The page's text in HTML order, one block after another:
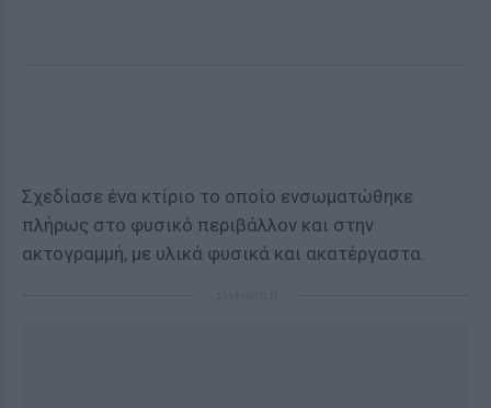
Σχεδίασε ένα κτίριο το οποίο ενσωματώθηκε
πλήρως στο φυσικό περιβάλλον και στην
ακτογραμμή, με υλικά φυσικά και ακατέργαστα.